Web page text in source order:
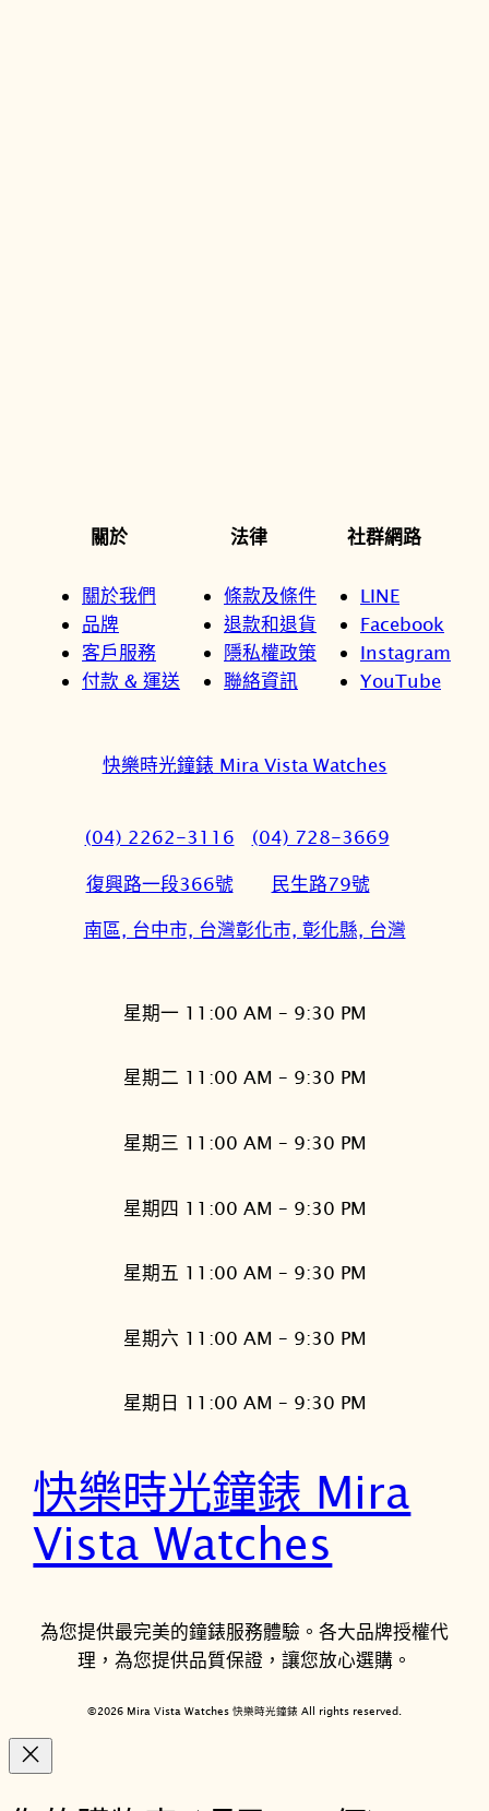
關於
關於我們
品牌
客戶服務
付款 & 運送
法律
條款及條件
退款和退貨
隱私權政策
聯絡資訊
社群網路
LINE
Facebook
Instagram
YouTube
快樂時光鐘錶 Mira Vista Watches
(04) 2262-3116
復興路一段366號
南區, 台中市, 台灣
(04) 728-3669
民生路79號
彰化市, 彰化縣, 台灣
星期一 11:00 AM – 9:30 PM
星期二 11:00 AM – 9:30 PM
星期三 11:00 AM – 9:30 PM
星期四 11:00 AM – 9:30 PM
星期五 11:00 AM – 9:30 PM
星期六 11:00 AM – 9:30 PM
星期日 11:00 AM – 9:30 PM
快樂時光鐘錶 Mira
Vista Watches
為您提供最完美的鐘錶服務體驗。各大品牌授權代
理，為您提供品質保證，讓您放心選購。
©2026 Mira Vista Watches 快樂時光鐘錶 All rights reserved.